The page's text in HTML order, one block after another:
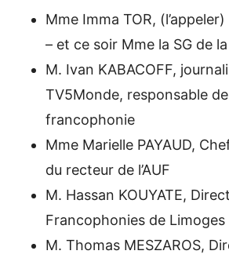
Mme Imma TOR,
– et ce soir Mme la SG de
M. Ivan KABACOFF,
TV5Monde, responsable
francophonie
Mme Marielle PAYAUD,
du recteur de l’AUF
M. Hassan KOUYATE,
Francophonies de Limoges
M. Thomas MESZAROS,